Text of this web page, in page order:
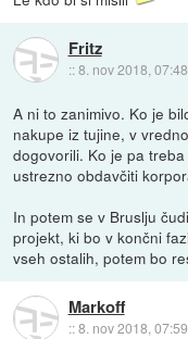
Fritz
::8. nov 2018, 07:48
A ni to zanimivo. Ko je
nakupe iz tujine, v
dogovorili. Ko je pa
ustrezno obdavčiti
In potem se v Bruslju
projekt, ki bo v končni
vseh ostalih, potem bo
Markoff
::8. nov 2018, 07:59